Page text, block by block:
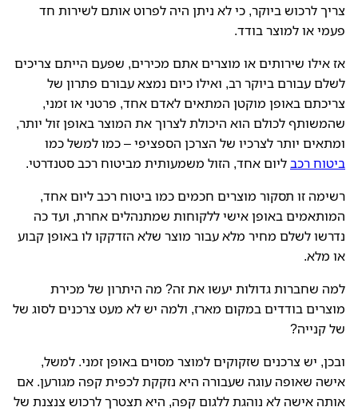
צריך לרכוש ביוקר, כי לא ניתן היה לפרוט אותם לשירות חד
פעמי או למוצר בודד.
אז אילו שירותים או מוצרים אתם מכירים, שפעם הייתם צריכים
לשלם עבורם ביוקר רב, ואילו כיום נמצא עבורם פתרון של
צריכתם באופן מוקטן המתאים לאדם אחד, פרטני או זמני,
שהמשותף לכולם הוא היכולת לצרוך את המוצר באופן זול יותר,
ומתאים יותר לצרכיו של הצרכן הספציפי – כמו למשל כמו
ביטוח רכבליום אחד, הזול משמעותית מביטוח רכב סטנדרטי.
רשימה זו תסקור מוצרים חכמים כמו ביטוח רכב ליום אחד,
המותאמים באופן אישי ללקוחות שמתנהלים אחרת, ועד כה
נדרשו לשלם מחיר מלא עבור מוצר שלא הזדקקו לו באופן קבוע
או מלא.
למה שחברות גדולות יעשו את זה? מה היתרון של מכירת
מוצרים בודדים במקום מארז, ולמה יש לא מעט צרכנים לסוג של
של קנייה?
ובכן, יש צרכנים שזקוקים למוצר מסוים באופן זמני. למשל,
אישה שאופה עוגה שעבורה היא נזקקת לכפית קפה מגורען. אם
אותה אישה לא נוהגת ללגום קפה, היא תצטרך לרכוש צנצנת של